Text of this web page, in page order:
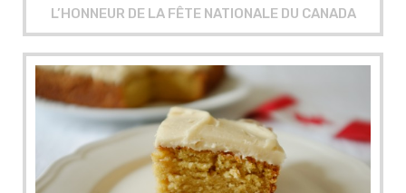
L’HONNEUR DE LA FÊTE NATIONALE DU CANADA